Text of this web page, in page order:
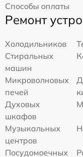
Способы оплаты
Ремонт
Холодильников
Стиральных
машин
Микроволновых
печей
Духовых
шкафов
Музыкальных
центров
Посудомоечных